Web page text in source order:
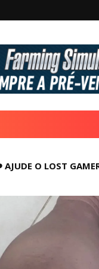
O LOST